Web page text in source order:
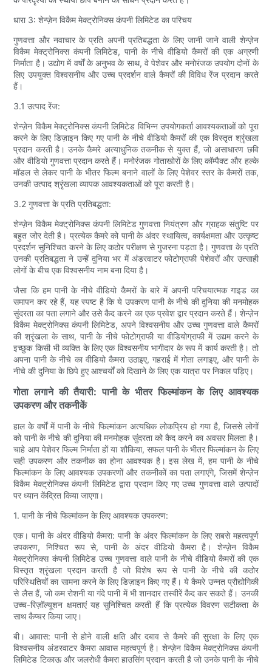
धारा 3: शेन्ज़ेन विकैम मेक्ट्रोनिक्स कंपनी लिमिटेड का परिचय
गुणवत्ता और नवाचार के प्रति अपनी प्रतिबद्धता के लिए जानी जाने वाली शेन्ज़ेन
विकैम मेक्ट्रोनिक्स कंपनी लिमिटेड, पानी के नीचे वीडियो कैमरों की एक अग्रणी
निर्माता है। उद्योग में वर्षों के अनुभव के साथ, वे पेशेवर और मनोरंजक उपयोग दोनों के
लिए उपयुक्त विश्वसनीय और उच्च प्रदर्शन वाले कैमरों की विविध रेंज प्रदान करते
हैं।
3.1 उत्पाद रेंज:
शेन्ज़ेन विकैम मेक्ट्रोनिक्स कंपनी लिमिटेड विभिन्न उपयोगकर्ता आवश्यकताओं को पूरा
करने के लिए डिज़ाइन किए गए पानी के नीचे वीडियो कैमरों की एक विस्तृत श्रृंखला
प्रदान करती है। उनके कैमरे अत्याधुनिक तकनीक से युक्त हैं, जो असाधारण छवि
और वीडियो गुणवत्ता प्रदान करते हैं। मनोरंजक गोताखोरों के लिए कॉम्पैक्ट और हल्के
मॉडल से लेकर पानी के भीतर फिल्म बनाने वालों के लिए पेशेवर स्तर के कैमरों तक,
उनकी उत्पाद श्रृंखला व्यापक आवश्यकताओं को पूरा करती है।
3.2 गुणवत्ता के प्रति प्रतिबद्धता:
शेन्ज़ेन विकैम मेक्ट्रोनिक्स कंपनी लिमिटेड गुणवत्ता नियंत्रण और ग्राहक संतुष्टि पर
बहुत जोर देती है। प्रत्येक कैमरे को पानी के अंदर स्थायित्व, कार्यक्षमता और उत्कृष्ट
प्रदर्शन सुनिश्चित करने के लिए कठोर परीक्षण से गुजरना पड़ता है। गुणवत्ता के प्रति
उनकी प्रतिबद्धता ने उन्हें दुनिया भर में अंडरवाटर फोटोग्राफी पेशेवरों और उत्साही
लोगों के बीच एक विश्वसनीय नाम बना दिया है।
जैसा कि हम पानी के नीचे वीडियो कैमरों के बारे में अपनी परिचयात्मक गाइड का
समापन कर रहे हैं, यह स्पष्ट है कि ये उपकरण पानी के नीचे की दुनिया की मनमोहक
सुंदरता का पता लगाने और उसे कैद करने का एक प्रवेश द्वार प्रदान करते हैं। शेन्ज़ेन
विकैम मेक्ट्रोनिक्स कंपनी लिमिटेड, अपने विश्वसनीय और उच्च गुणवत्ता वाले कैमरों
की श्रृंखला के साथ, पानी के नीचे फोटोग्राफी या वीडियोग्राफी में उद्यम करने के
इच्छुक किसी भी व्यक्ति के लिए एक विश्वसनीय भागीदार के रूप में कार्य करती है। तो
अपना पानी के नीचे का वीडियो कैमरा उठाइए, गहराई में गोता लगाइए, और पानी के
नीचे की दुनिया के छिपे हुए आश्चर्यों को दिखाने के लिए एक यात्रा पर निकल पड़िए।
गोता लगाने की तैयारी: पानी के भीतर फिल्मांकन के लिए आवश्यक
उपकरण और तकनीकें
हाल के वर्षों में पानी के नीचे फिल्मांकन अत्यधिक लोकप्रिय हो गया है, जिससे लोगों
को पानी के नीचे की दुनिया की मनमोहक सुंदरता को कैद करने का अवसर मिलता है।
चाहे आप पेशेवर फिल्म निर्माता हों या शौकिया, सफल पानी के भीतर फिल्मांकन के लिए
सही उपकरण और तकनीक का होना आवश्यक है। इस लेख में, हम पानी के नीचे
फिल्मांकन के लिए आवश्यक उपकरणों और तकनीकों का पता लगाएंगे, जिसमें शेन्ज़ेन
विकैम मेक्ट्रोनिक्स कंपनी लिमिटेड द्वारा प्रदान किए गए उच्च गुणवत्ता वाले उत्पादों
पर ध्यान केंद्रित किया जाएगा।
1. पानी के नीचे फिल्मांकन के लिए आवश्यक उपकरण:
एक। पानी के अंदर वीडियो कैमरा: पानी के अंदर फिल्मांकन के लिए सबसे महत्वपूर्ण
उपकरण, निश्चित रूप से, पानी के अंदर वीडियो कैमरा है। शेन्ज़ेन विकैम
मेक्ट्रोनिक्स कंपनी लिमिटेड उच्च गुणवत्ता वाले पानी के नीचे वीडियो कैमरों की एक
विस्तृत श्रृंखला प्रदान करती है जो विशेष रूप से पानी के नीचे की कठोर
परिस्थितियों का सामना करने के लिए डिज़ाइन किए गए हैं। ये कैमरे उन्नत प्रौद्योगिकी
से लैस हैं, जो कम रोशनी या गंदे पानी में भी शानदार तस्वीरें कैद कर सकते हैं। उनकी
उच्च-रिज़ॉल्यूशन क्षमताएं यह सुनिश्चित करती हैं कि प्रत्येक विवरण सटीकता के
साथ कैप्चर किया जाए।
बी। आवास: पानी से होने वाली क्षति और दबाव से कैमरे की सुरक्षा के लिए एक
विश्वसनीय अंडरवाटर कैमरा आवास महत्वपूर्ण है। शेन्ज़ेन विकैम मेक्ट्रोनिक्स कंपनी
लिमिटेड टिकाऊ और जलरोधी कैमरा हाउसिंग प्रदान करती है जो उनके पानी के नीचे